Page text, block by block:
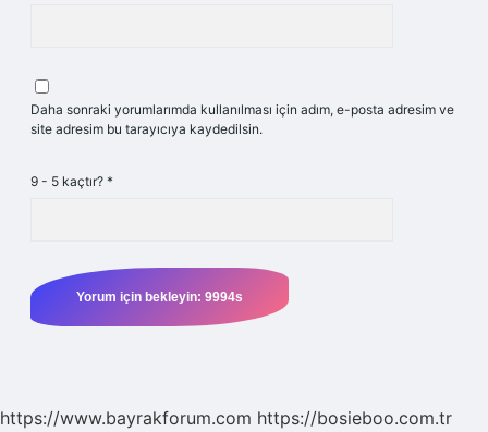
Daha sonraki yorumlarımda kullanılması için adım, e-posta adresim ve
site adresim bu tarayıcıya kaydedilsin.
9 - 5 kaçtır? *
https://www.bayrakforum.com https://bosieboo.com.tr